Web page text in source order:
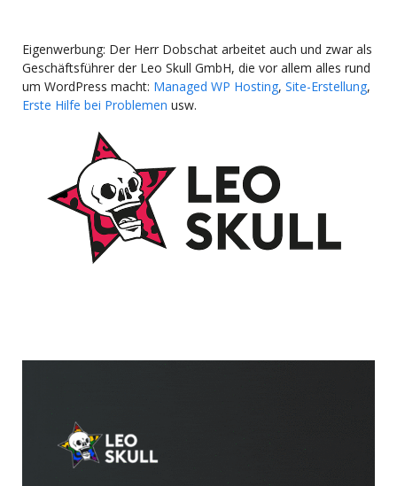
Eigenwerbung: Der Herr Dobschat arbeitet auch und zwar als
Geschäftsführer der Leo Skull GmbH, die vor allem alles rund
um WordPress macht: Managed WP Hosting, Site-Erstellung,
Erste Hilfe bei Problemen usw.